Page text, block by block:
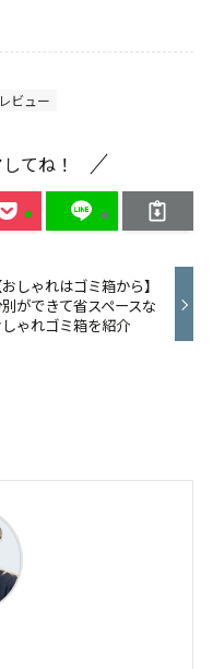
レビュー
てね！
おしゃれはゴミ箱から】
ができて省スペースな
ゃれゴミ箱を紹介